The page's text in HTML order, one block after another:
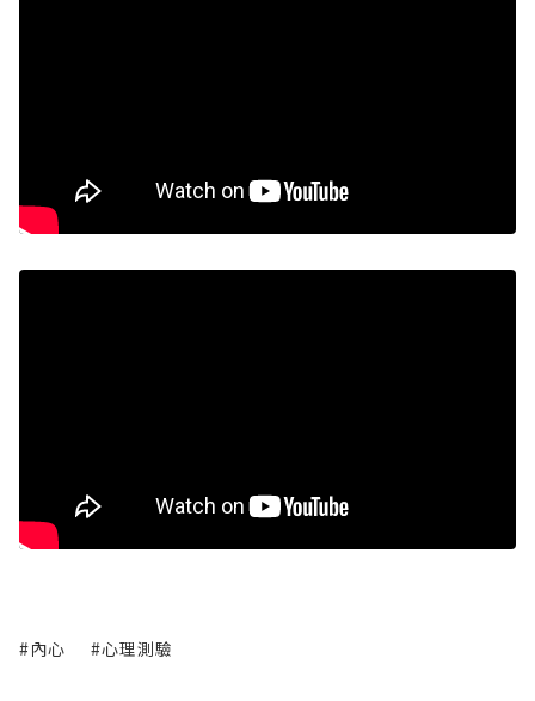
#內心 #心理測驗